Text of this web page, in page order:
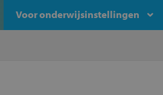
Voor onderwijsinstellingen